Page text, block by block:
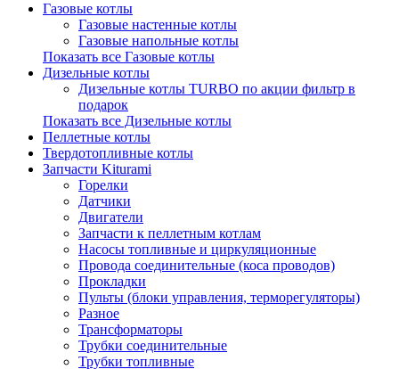
Газовые котлы
Газовые настенные котлы
Газовые напольные котлы
Показать все Газовые котлы
Дизельные котлы
Дизельные котлы TURBO по акции фильтр в
подарок
Показать все Дизельные котлы
Пеллетные котлы
Твердотопливные котлы
Запчасти Kiturami
Горелки
Датчики
Двигатели
Запчасти к пеллетным котлам
Насосы топливные и циркуляционные
Провода соединительные (коса проводов)
Прокладки
Пульты (блоки управления, терморегуляторы)
Разное
Трансформаторы
Трубки соединительные
Трубки топливные